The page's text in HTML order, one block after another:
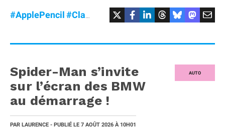
#ApplePencil#Clavier #MagicKeyboard
AUTO
Spider-Man s’invite
sur l’écran des BMW
au démarrage !
PAR LAURENCE - PUBLIÉ LE 7 AOÛT 2026 À 10H01